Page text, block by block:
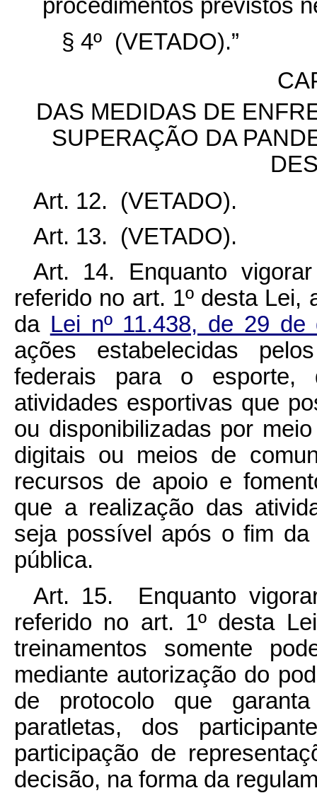
procedimentos previstos
§ 4º (VETADO).”
DAS MEDIDAS DE
SUPERAÇÃO DA
Art. 12. (VETADO).
Art. 13. (VETADO).
Art. 14. Enquanto
referido no art. 1º desta
da Lei nº 11.438, de 29
ações estabelecidas
federais para o esporte,
atividades esportivas que
ou disponibilizadas por
digitais ou meios de
recursos de apoio e
que a realização das
seja possível após o fim
pública.
Art. 15. Enquanto
referido no art. 1º desta
treinamentos somente
mediante autorização do
de protocolo que
paratletas, dos
participação de
decisão, na forma da